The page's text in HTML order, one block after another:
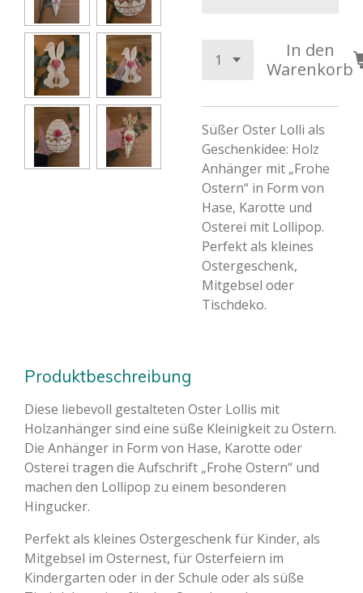
In den
Warenkorb
Süßer Oster Lolli als
Geschenkidee: Holz
Anhänger mit „Frohe
Ostern“ in Form von
Hase, Karotte und
Osterei mit Lollipop.
Perfekt als kleines
Ostergeschenk,
Mitgebsel oder
Tischdeko.
Produktbeschreibung
Diese liebevoll gestalteten Oster Lollis mit
Holzanhänger sind eine süße Kleinigkeit zu Ostern.
Die Anhänger in Form von Hase, Karotte oder
Osterei tragen die Aufschrift „Frohe Ostern“ und
machen den Lollipop zu einem besonderen
Hingucker.
Perfekt als kleines Ostergeschenk für Kinder, als
Mitgebsel im Osternest, für Osterfeiern im
Kindergarten oder in der Schule oder als süße